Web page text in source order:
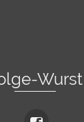
Wurst